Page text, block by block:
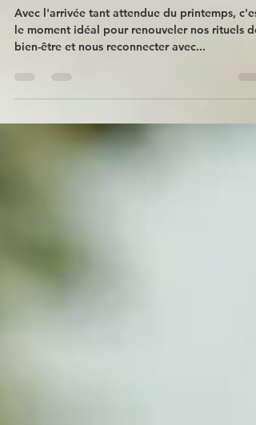
: revitaliser corps et esprit au
rythme de la nature
le moment idéal pour renouveler nos rituels de
bien-être et nous reconnecter avec...